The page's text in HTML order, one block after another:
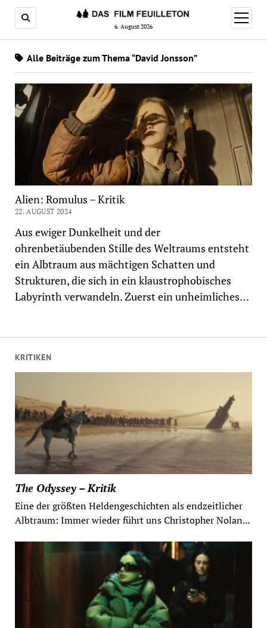
6. August 2026
Menü
öffnen
KRITIKEN
The Odyssey – Kritik
Eine der größten Heldengeschichten als endzeitlicher
Albtraum: Immer wieder führt uns Christopher Nolan...
Alle Beiträge zum Thema “David Jonsson”
Alien: Romulus – Kritik
22. AUGUST 2024
Aus ewiger Dunkelheit und der
ohrenbetäubenden Stille des Weltraums entsteht
ein Albtraum aus mächtigen Schatten und
Strukturen, die sich in ein klaustrophobisches
Labyrinth verwandeln. Zuerst ein unheimliches…